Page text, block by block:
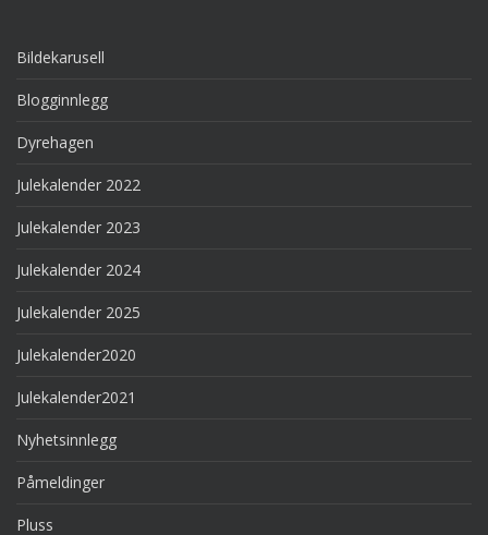
Bildekarusell
Blogginnlegg
Dyrehagen
Julekalender 2022
Julekalender 2023
Julekalender 2024
Julekalender 2025
Julekalender2020
Julekalender2021
Nyhetsinnlegg
Påmeldinger
Pluss